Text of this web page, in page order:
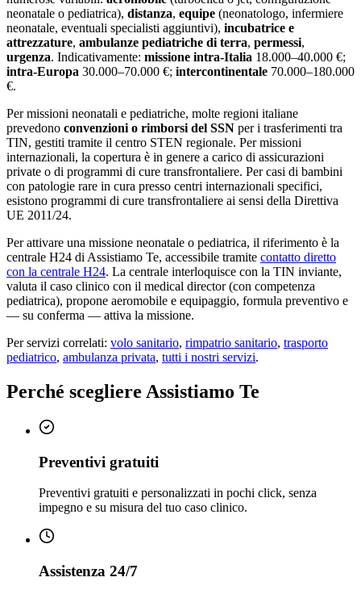
neonatale o pediatrica), distanza, equipe (neonatologo, infermiere
neonatale, eventuali specialisti aggiuntivi), incubatrice e
attrezzature, ambulanze pediatriche di terra, permessi,
urgenza. Indicativamente: missione intra-Italia 18.000–40.000 €;
intra-Europa 30.000–70.000 €; intercontinentale 70.000–180.000
€.
Per missioni neonatali e pediatriche, molte regioni italiane
prevedono convenzioni o rimborsi del SSN per i trasferimenti tra
TIN, gestiti tramite il centro STEN regionale. Per missioni
internazionali, la copertura è in genere a carico di assicurazioni
private o di programmi di cure transfrontaliere. Per casi di bambini
con patologie rare in cura presso centri internazionali specifici,
esistono programmi di cure transfrontaliere ai sensi della Direttiva
UE 2011/24.
Per attivare una missione neonatale o pediatrica, il riferimento è la
centrale H24 di Assistiamo Te, accessibile tramite contatto diretto
con la centrale H24. La centrale interloquisce con la TIN inviante,
valuta il caso clinico con il medical director (con competenza
pediatrica), propone aeromobile e equipaggio, formula preventivo e
— su conferma — attiva la missione.
Per servizi correlati: volo sanitario, rimpatrio sanitario, trasporto
pediatrico, ambulanza privata, tutti i nostri servizi.
Perché scegliere Assistiamo Te
Preventivi gratuiti
Preventivi gratuiti e personalizzati in pochi click, senza
impegno e su misura del tuo caso clinico.
Assistenza 24/7